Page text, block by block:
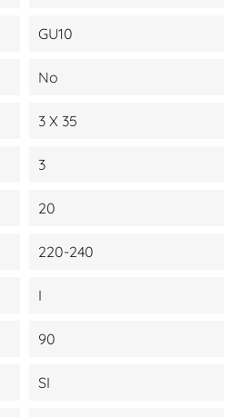
GU10
No
3 X 35
3
20
220-240
I
90
SI